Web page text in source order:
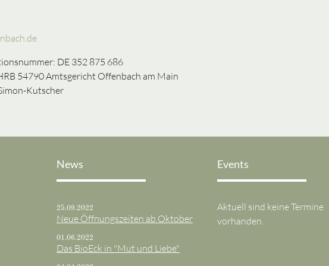
DE 352 875 686
54790 Amtsgericht Offenbach am Main
Kutscher
News
25.09.2022
Neue Öffnungszeiten ab Oktober
01.06.2022
Das BioEck in "Mut und Liebe"
Events
Aktuell sind keine Termine
vorhanden.